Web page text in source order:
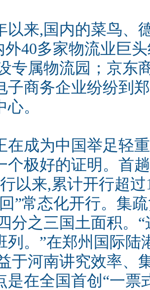
来,国内的菜鸟、
外40多家物流业巨
专属物流园；京东
子商务企业纷纷到
。
成为中国举足轻重
个极好的证明。首
以来,累计开行超
”常态化开行。集
分之三国土面积。
列。”在郑州国际陆
于河南讲究效率、
是在全国首创“一票